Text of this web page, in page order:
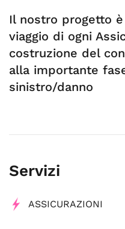
Il nostro progetto
viaggio di ogni
costruzione del
alla importante
sinistro/danno
Servizi
ASSICURAZIONI